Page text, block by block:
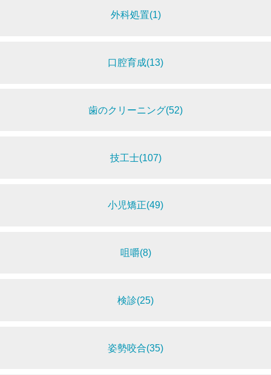
外科処置(1)
口腔育成(13)
歯のクリーニング(52)
技工士(107)
小児矯正(49)
咀嚼(8)
検診(25)
姿勢咬合(35)